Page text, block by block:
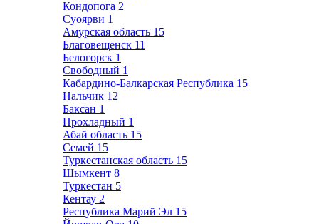
Кондопога 2
Суоярви 1
Амурская область 15
Благовещенск 11
Белогорск 1
Свободный 1
Кабардино-Балкарская Республика 15
Нальчик 12
Баксан 1
Прохладный 1
Абай область 15
Семей 15
Туркестанская область 15
Шымкент 8
Туркестан 5
Кентау 2
Республика Марий Эл 15